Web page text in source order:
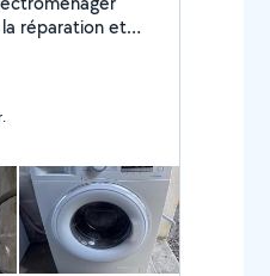
réparation et
rapide et fiable,
à
efficaces
pour vous
tarifs